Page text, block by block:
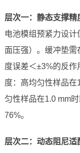
层次一：静态支撑
电池模组预紧力设
面压强）。缓冲垫需
度误差＜±3%的反
度：高均匀性样品在
匀性样品在1.0 mm
76%。
层次二：动态阻尼